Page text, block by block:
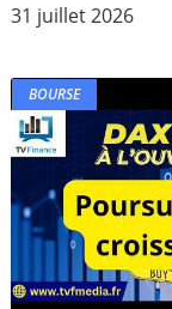
31 juillet 2026
BOURSE